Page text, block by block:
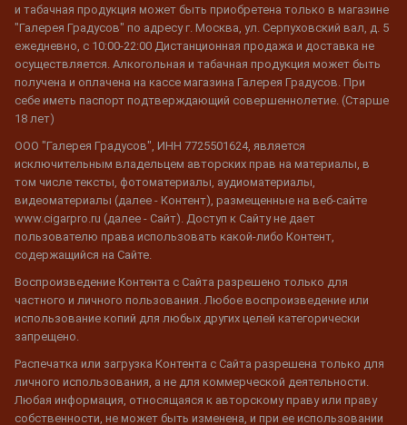
и табачная продукция может быть приобретена только в магазине
"Галерея Градусов" по адресу г. Москва, ул. Серпуховский вал, д. 5
ежедневно, с 10:00-22:00 Дистанционная продажа и доставка не
осуществляется. Алкогольная и табачная продукция может быть
получена и оплачена на кассе магазина Галерея Градусов. При
себе иметь паспорт подтверждающий совершеннолетие. (Старше
18 лет)
ООО "Галерея Градусов", ИНН 7725501624, является
исключительным владельцем авторских прав на материалы, в
том числе тексты, фотоматериалы, аудиоматериалы,
видеоматериалы (далее - Контент), размещенные на веб-сайте
www.cigarpro.ru (далее - Сайт). Доступ к Сайту не дает
пользователю права использовать какой-либо Контент,
содержащийся на Сайте.
Воспроизведение Контента с Сайта разрешено только для
частного и личного пользования. Любое воспроизведение или
использование копий для любых других целей категорически
запрещено.
Распечатка или загрузка Контента с Сайта разрешена только для
личного использования, а не для коммерческой деятельности.
Любая информация, относящаяся к авторскому праву или праву
собственности, не может быть изменена, и при ее использовании